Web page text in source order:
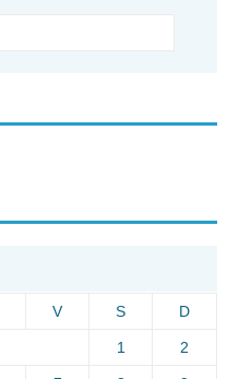
V S D
1 2